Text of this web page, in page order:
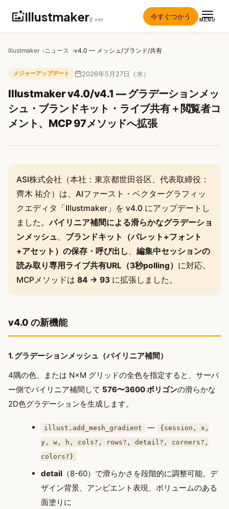
Illustmakerβ ver 今すぐつかう MENU
Illustmaker ニュース v4.0 — メッシュ/ブランド/共有
メジャーアップデート 2026年5月27日（水）
Illustmaker v4.0/v4.1 — グラデーションメッ
シュ・ブランドキット・ライブ共有＋閲覧者コ
メント、MCP 97メソッドへ拡張
ASI株式会社（本社：東京都世田谷区、代表取締役：
齊木 祐介）は、AIファースト・ベクターグラフィッ
クエディタ「Illustmaker」を v4.0 にアップデートし
ました。バイリニア補間による滑らかなグラデーショ
ンメッシュ、 ブランドキット（パレット+フォント
+アセット）の保存・呼び出し 、 編集中セッションの
読み取り専用ライブ共有URL（3秒polling） に対応。
MCPメソッドは 84 → 93 に拡張しました。
v4.0 の新機能
1. グラデーションメッシュ（バイリニア補間）
4隅の色、または N×M グリッドの全色を指定すると、サーバ
ー側でバイリニア補間して 576〜3600 ポリゴンの滑らかな
2D色グラデーションを生成します。
illust.add_mesh_gradient —
{session, x,
y, w, h, cols?, rows?, detail?, corners?,
colors?}
detail （8-60）で滑らかさを段階的に調整可能。デ
ザイン背景、アンビエント表現、ボリュームのある
面塗りに